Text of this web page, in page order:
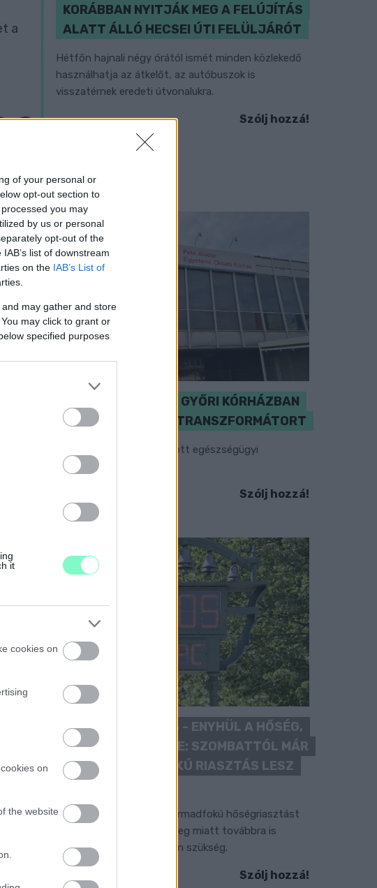
of your personal or
opt-out section to
you may
by us or personal
opt-out of the
list of downstream
on the IAB’s List of
may gather and store
may click to grant or
specified purposes
it
cookies on
on
the website
a
KORÁBBAN NYITJÁK MEG A FELÚJÍTÁS
ALATT ÁLLÓ HECSEI ÚTI FELÜLJÁRÓT
Hétfőn hajnali négy órától ismét minden közlekedő
használhatja az átkelőt, az autóbuszok is
visszatérnek eredeti útvonalukra.
Szólj hozzá!
KICSERÉLTÉK A GYŐRI KÓRHÁZBAN
MEGHIBÁSODOTT TRANSZFORMÁTORT
Megkezdték az elhalasztott egészségügyi
ellátásokat.
Szólj hozzá!
KÁNIKULA 2026 - ENYHÜL A HŐSÉG,
DE MÉG NINCS VÉGE: SZOMBATTÓL MÁR
“CSAK” MÁSODFOKÚ RIASZTÁS LESZ
A július vége óta tartó harmadfokú hőségriasztást
mérséklik, de a tartós meleg miatt továbbra is
fokozott óvatosságra van szükség.
Szólj hozzá!